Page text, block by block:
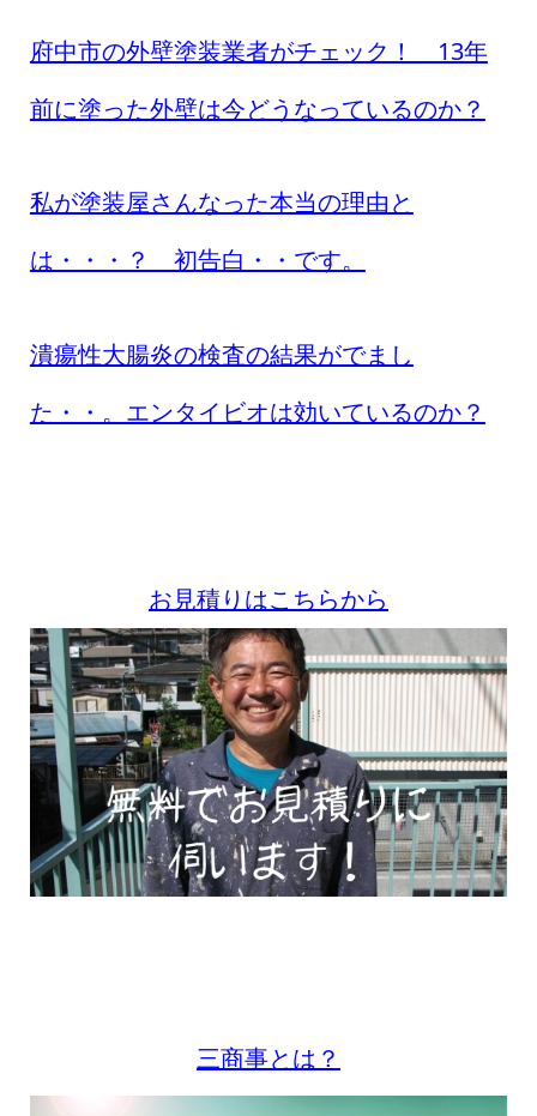
府中市の外壁塗装業者がチェック！ 13年
前に塗った外壁は今どうなっているのか？
私が塗装屋さんなった本当の理由と
は・・・？ 初告白・・です。
潰瘍性大腸炎の検査の結果がでまし
た・・。エンタイビオは効いているのか？
お見積りはこちらから
三商事とは？